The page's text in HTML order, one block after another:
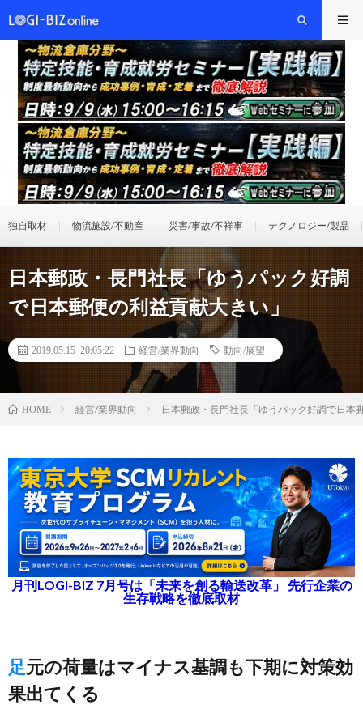
独自取材 物流施設/不動産 災害/事故/不祥事 テクノロジー/製品
日本郵政・長門社長「ゆうパック好調
で日本郵便の利益貢献大きい」
2019.05.15 20:05:22 経営/業界動向 動向/展望
HOME 経営/業界動向 日本郵政・長門社長「ゆうパック好調で日本
月刊LOGI-BIZ 7月号は「未来を創る輸送改革」 先行企業の
生存戦略を徹底取材
足元の荷量はマイナス基調も下期に対策効
果出てくる